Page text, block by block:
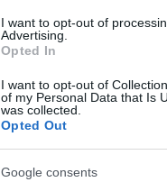
I want to opt-out of
Advertising.
Opted In
I want to opt-out of
of my Personal Data that Is
was collected.
Opted Out
Google consents